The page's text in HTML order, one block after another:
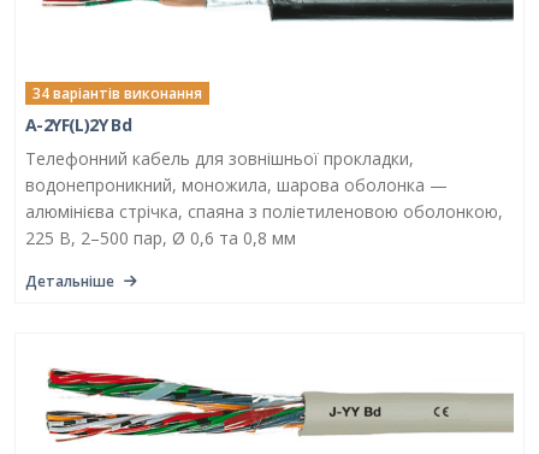
34 варіантів виконання
A-2YF(L)2Y Bd
Телефонний кабель для зовнішньої прокладки,
водонепроникний, моножила, шарова оболонка —
алюмінієва стрічка, спаяна з поліетиленовою оболонкою,
225 В, 2–500 пар, Ø 0,6 та 0,8 мм
Детальніше